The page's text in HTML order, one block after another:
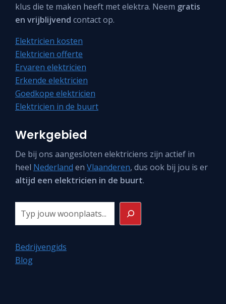
klus die te maken heeft met elektra. Neem gratis
en vrijblijvend contact op.
Elektricien kosten
Elektricien offerte
Ervaren elektricien
Erkende elektricien
Goedkope elektricien
Elektricien in de buurt
Werkgebied
De bij ons aangesloten elektriciens zijn actief in
heel Nederland en Vlaanderen, dus ook bij jou is er
altijd een elektricien in de buurt.
Zoeken
Bedrijvengids
Blog